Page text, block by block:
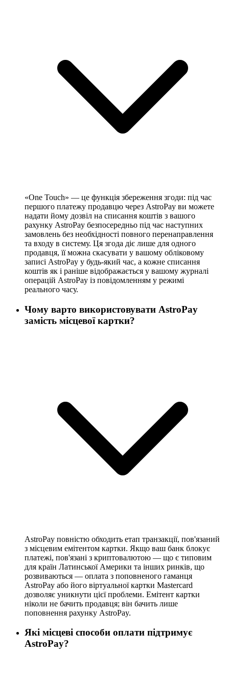
«One Touch» — це функція збереження згоди: під час
першого платежу продавцю через AstroPay ви можете
надати йому дозвіл на списання коштів з вашого
рахунку AstroPay безпосередньо під час наступних
замовлень без необхідності повного перенаправлення
та входу в систему. Ця згода діє лише для одного
продавця, її можна скасувати у вашому обліковому
записі AstroPay у будь-який час, а кожне списання
коштів як і раніше відображається у вашому журналі
операцій AstroPay із повідомленням у режимі
реального часу.
Чому варто використовувати AstroPay
замість місцевої картки?
AstroPay повністю обходить етап транзакції, пов'язаний
з місцевим емітентом картки. Якщо ваш банк блокує
платежі, пов'язані з криптовалютою — що є типовим
для країн Латинської Америки та інших ринків, що
розвиваються — оплата з поповненого гаманця
AstroPay або його віртуальної картки Mastercard
дозволяє уникнути цієї проблеми. Емітент картки
ніколи не бачить продавця; він бачить лише
поповнення рахунку AstroPay.
Які місцеві способи оплати підтримує
AstroPay?